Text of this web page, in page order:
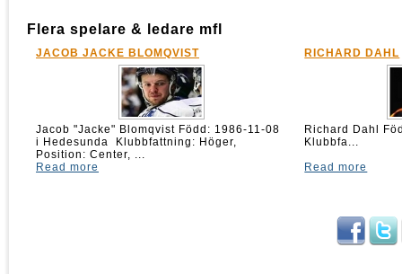
Flera spelare & ledare mfl
JACOB JACKE BLOMQVIST
Jacob "Jacke" Blomqvist Född: 1986-11-08
i Hedesunda Klubbfattning: Höger,
Position: Center, ...
Read more
RICHARD DAHL
Richard Dahl
Klubbfa...
Read more